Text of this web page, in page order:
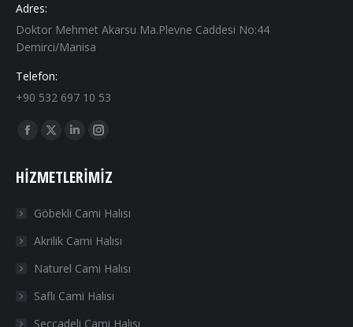
Adres:
Doktor Mehmet Akarsu Ma.Plevne Caddesi No:44
Demirci/Manisa
Telefon:
+90 532 697 10 53
Find us on:
Facebook
opens
new
window
X
opens
new
window
Linkedin
opens
new
window
Instagram
opens
new
window
HIZMETLERIMIZ
Göbekli Cami Halısı
Akrilik Cami Halısı
Naturel Cami Halısı
Saflı Cami Halısı
Seccadeli Cami Halısı